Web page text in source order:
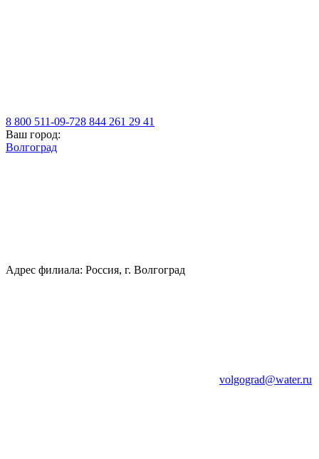
8 800 511-09-728 844 261 29 41
Ваш город:
Волгоград
Адрес филиала: Россия, г. Волгоград
volgograd@water.ru